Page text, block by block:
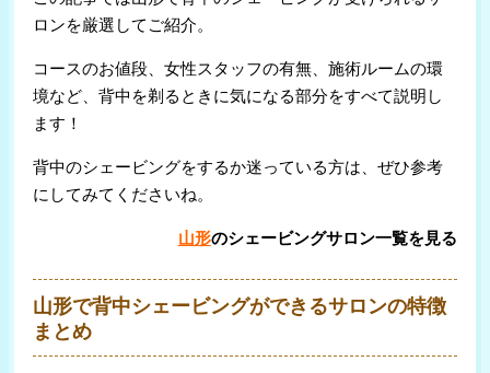
ロンを厳選してご紹介。
コースのお値段、女性スタッフの有無、施術ルームの環
境など、背中を剃るときに気になる部分をすべて説明し
ます！
背中のシェービングをするか迷っている方は、ぜひ参考
にしてみてくださいね。
山形のシェービングサロン一覧を見る
山形で背中シェービングができるサロンの特徴
まとめ